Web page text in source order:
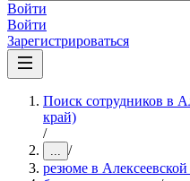
Войти
Войти
Зарегистрироваться
Поиск сотрудников в
край)
/
... /
резюме в